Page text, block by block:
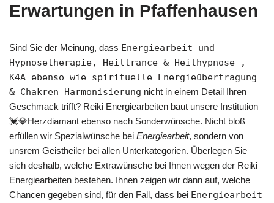
Erwartungen in Pfaffenhausen
Sind Sie der Meinung, dass Energiearbeit und
Hypnosetherapie, Heiltrance & Heilhypnose ,
K4A ebenso wie spirituelle Energieübertragung
& Chakren Harmonisierung nicht in einem Detail Ihren
Geschmack trifft? Reiki Energiearbeiten baut unsere Institution
💓️💎Herzdiamant ebenso nach Sonderwünsche. Nicht bloß
erfüllen wir Spezialwünsche bei Energiearbeit, sondern von
unsrem Geistheiler bei allen Unterkategorien. Überlegen Sie
sich deshalb, welche Extrawünsche bei Ihnen wegen der Reiki
Energiearbeiten bestehen. Ihnen zeigen wir dann auf, welche
Chancen gegeben sind, für den Fall, dass bei Energiearbeit